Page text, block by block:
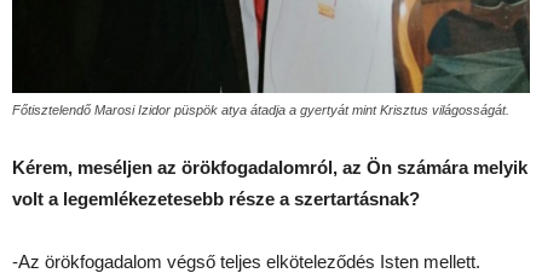
Főtisztelendő Marosi Izidor püspök atya átadja a gyertyát mint Krisztus világosságát.
Kérem, meséljen az örökfogadalomról, az Ön számára melyik
volt a legemlékezetesebb része a szertartásnak?
-Az örökfogadalom végső teljes elköteleződés Isten mellett.